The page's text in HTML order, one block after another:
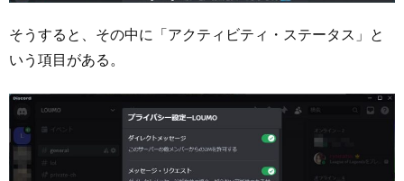
そうすると、その中に「アクティビティ・ステータス」と
いう項目がある。